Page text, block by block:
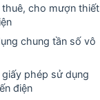
cho mượn thiết
chung tần số vô
giấy phép sử dụng
điện